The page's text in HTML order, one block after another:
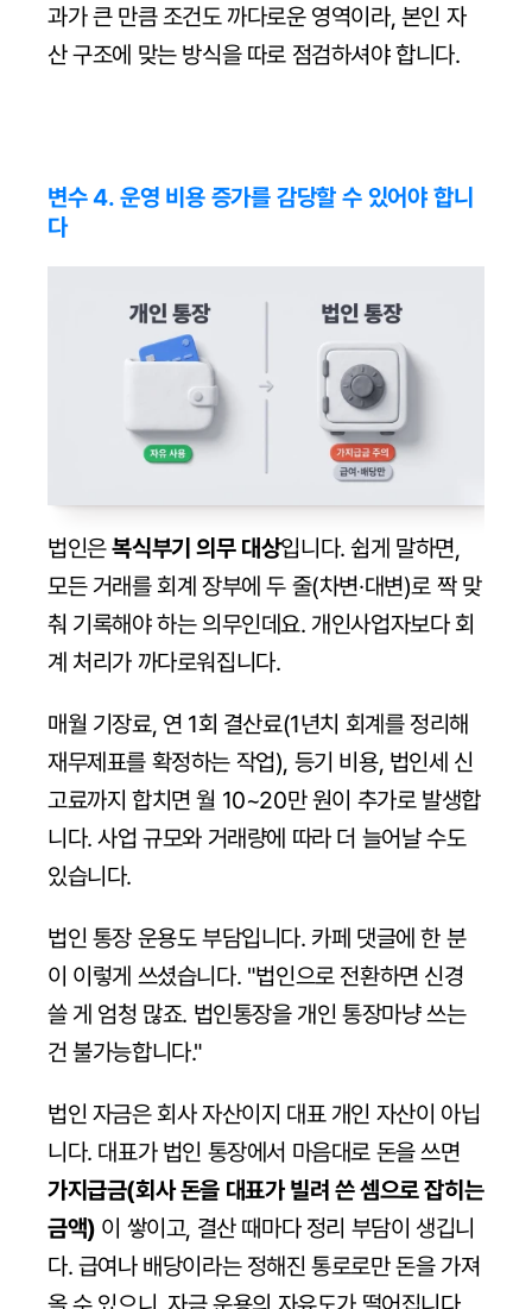
과가 큰 만큼 조건도 까다로운 영역이라, 본인 자
산 구조에 맞는 방식을 따로 점검하셔야 합니다.
변수 4. 운영 비용 증가를 감당할 수 있어야 합니
다
법인은 복식부기 의무 대상입니다. 쉽게 말하면,
모든 거래를 회계 장부에 두 줄(차변·대변)로 짝 맞
춰 기록해야 하는 의무인데요. 개인사업자보다 회
계 처리가 까다로워집니다.
매월 기장료, 연 1회 결산료(1년치 회계를 정리해
재무제표를 확정하는 작업), 등기 비용, 법인세 신
고료까지 합치면 월 10~20만 원이 추가로 발생합
니다. 사업 규모와 거래량에 따라 더 늘어날 수도
있습니다.
법인 통장 운용도 부담입니다. 카페 댓글에 한 분
이 이렇게 쓰셨습니다. "법인으로 전환하면 신경
쓸 게 엄청 많죠. 법인통장을 개인 통장마냥 쓰는
건 불가능합니다."
법인 자금은 회사 자산이지 대표 개인 자산이 아닙
가지급금(회사 돈을 대표가 빌려 쓴 셈으로 잡히는
금액) 이 쌓이고, 결산 때마다 정리 부담이 생깁니
다. 급여나 배당이라는 정해진 통로로만 돈을 가져